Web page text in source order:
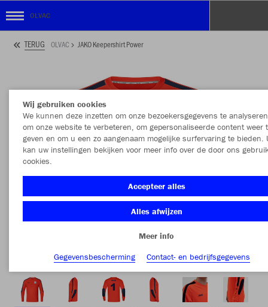
OLVAC
TERUG OLVAC JAKO Keepershirt Power
Wij gebruiken cookies
We kunnen deze inzetten om onze bezoekersgegevens te
om onze website te verbeteren, om gepersonaliseerde content weer
geven en om u een zo aangenaam mogelijke surfervaring te bieden.
kan uw instellingen bekijken voor meer info over de door ons
cookies.
Accepteer alles
Alles afwijzen
Meer info
Gegevensbescherming
Contact- en bedrijfsgegevens